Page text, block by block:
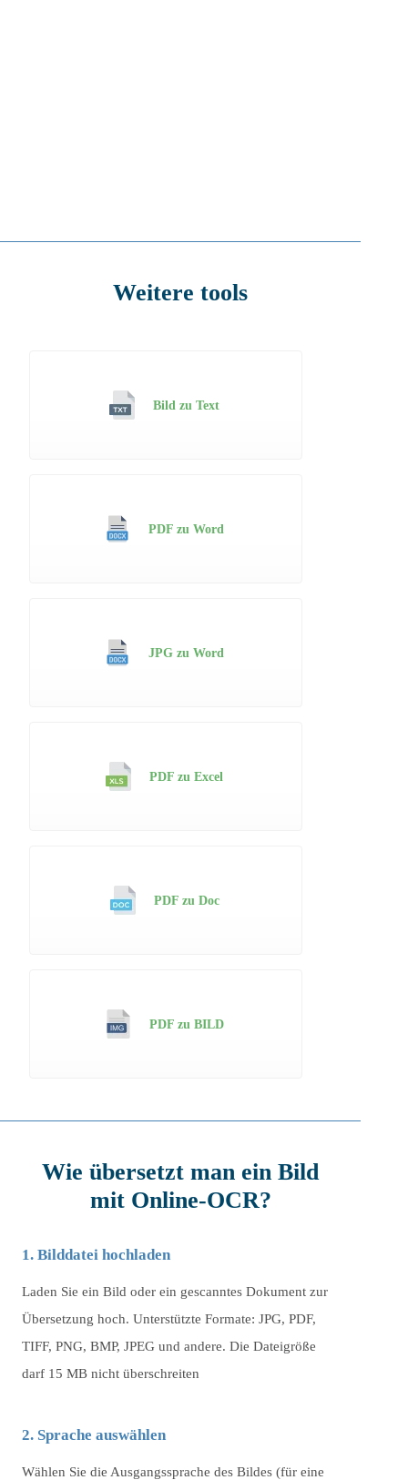
Weitere tools
Bild zu Text
PDF zu Word
JPG zu Word
PDF zu Excel
PDF zu Doc
PDF zu BILD
Wie übersetzt man ein Bild
mit Online-OCR?
1. Bilddatei hochladen
Laden Sie ein Bild oder ein gescanntes Dokument zur
Übersetzung hoch. Unterstützte Formate: JPG, PDF,
TIFF, PNG, BMP, JPEG und andere. Die Dateigröße
darf 15 MB nicht überschreiten
2. Sprache auswählen
Wählen Sie die Ausgangssprache des Bildes (für eine